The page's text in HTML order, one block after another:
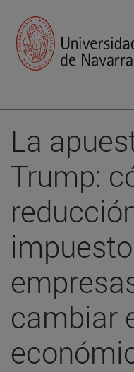
La
Trump:
cambiar